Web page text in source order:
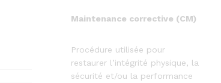
Maintenance corrective (CM)
Procédure utilisée pour
restaurer l’intégrité physique, la
sécurité et/ou la performance